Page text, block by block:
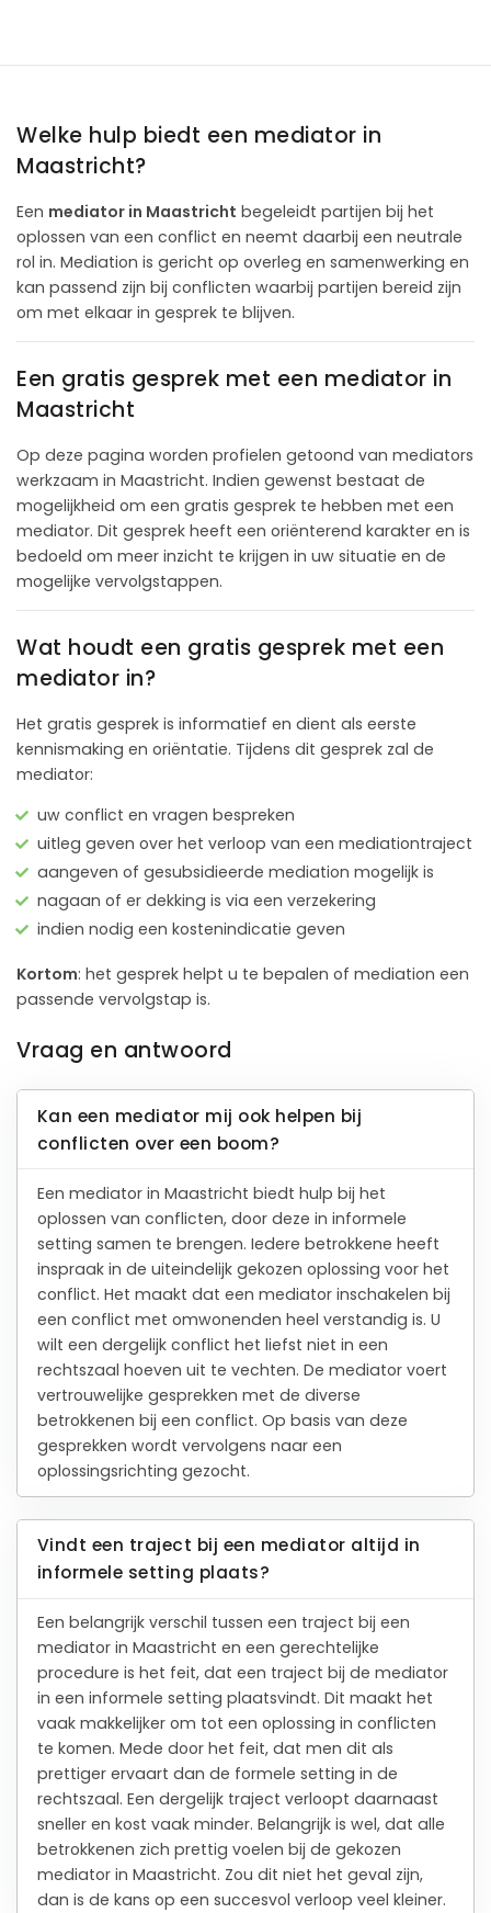
Welke hulp biedt een mediator in
Maastricht?
Een mediator in Maastricht begeleidt partijen bij het
oplossen van een conflict en neemt daarbij een neutrale
rol in. Mediation is gericht op overleg en samenwerking en
kan passend zijn bij conflicten waarbij partijen bereid zijn
om met elkaar in gesprek te blijven.
Een gratis gesprek met een mediator in
Maastricht
Op deze pagina worden profielen getoond van mediators
werkzaam in Maastricht. Indien gewenst bestaat de
mogelijkheid om een gratis gesprek te hebben met een
mediator. Dit gesprek heeft een oriënterend karakter en is
bedoeld om meer inzicht te krijgen in uw situatie en de
mogelijke vervolgstappen.
Wat houdt een gratis gesprek met een
mediator in?
Het gratis gesprek is informatief en dient als eerste
kennismaking en oriëntatie. Tijdens dit gesprek zal de
mediator:
uw conflict en vragen bespreken
uitleg geven over het verloop van een mediationtraject
aangeven of gesubsidieerde mediation mogelijk is
nagaan of er dekking is via een verzekering
indien nodig een kostenindicatie geven
Kortom: het gesprek helpt u te bepalen of mediation een
passende vervolgstap is.
Vraag en antwoord
Kan een mediator mij ook helpen bij
conflicten over een boom?
Een mediator in Maastricht biedt hulp bij het
oplossen van conflicten, door deze in informele
setting samen te brengen. Iedere betrokkene heeft
inspraak in de uiteindelijk gekozen oplossing voor het
conflict. Het maakt dat een mediator inschakelen bij
een conflict met omwonenden heel verstandig is. U
wilt een dergelijk conflict het liefst niet in een
rechtszaal hoeven uit te vechten. De mediator voert
vertrouwelijke gesprekken met de diverse
betrokkenen bij een conflict. Op basis van deze
gesprekken wordt vervolgens naar een
oplossingsrichting gezocht.
Vindt een traject bij een mediator altijd in
informele setting plaats?
Een belangrijk verschil tussen een traject bij een
mediator in Maastricht en een gerechtelijke
procedure is het feit, dat een traject bij de mediator
in een informele setting plaatsvindt. Dit maakt het
vaak makkelijker om tot een oplossing in conflicten
te komen. Mede door het feit, dat men dit als
prettiger ervaart dan de formele setting in de
rechtszaal. Een dergelijk traject verloopt daarnaast
sneller en kost vaak minder. Belangrijk is wel, dat alle
betrokkenen zich prettig voelen bij de gekozen
mediator in Maastricht. Zou dit niet het geval zijn,
dan is de kans op een succesvol verloop veel kleiner.